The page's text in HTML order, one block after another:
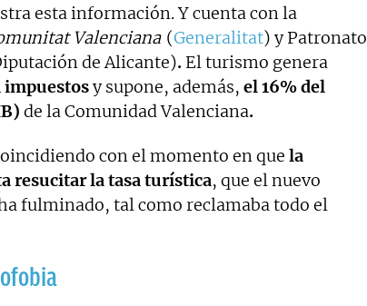
esta información. Y cuenta con la
Valenciana (Generalitat) y Patronato
de Alicante). El turismo genera
impuestosy supone, además, el 16% del
de la Comunidad Valenciana.
con el momento en que la
resucitar la tasa turística, que el nuevo
fulminado, tal como reclamaba todo el